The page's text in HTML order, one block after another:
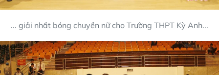
... giải nhất bóng chuyền nữ cho Trường THPT Kỳ Anh...